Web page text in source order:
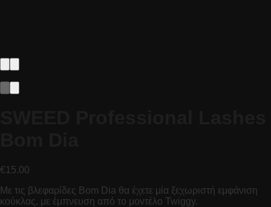
€15.00
Mε τις βλεφαρίδες Bom Dia θα έχετε μία ξεχωριστή εμφάνιση
κούκλας, με έμπνευση από το μοντέλο Twiggy.